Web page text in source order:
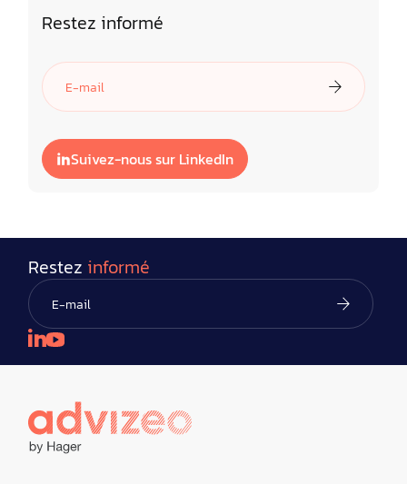
Restez informé
Suivez-nous sur LinkedIn
Restez informé